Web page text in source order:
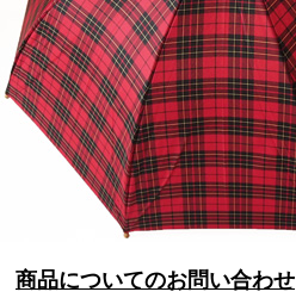
商品についてのお問い合わせ